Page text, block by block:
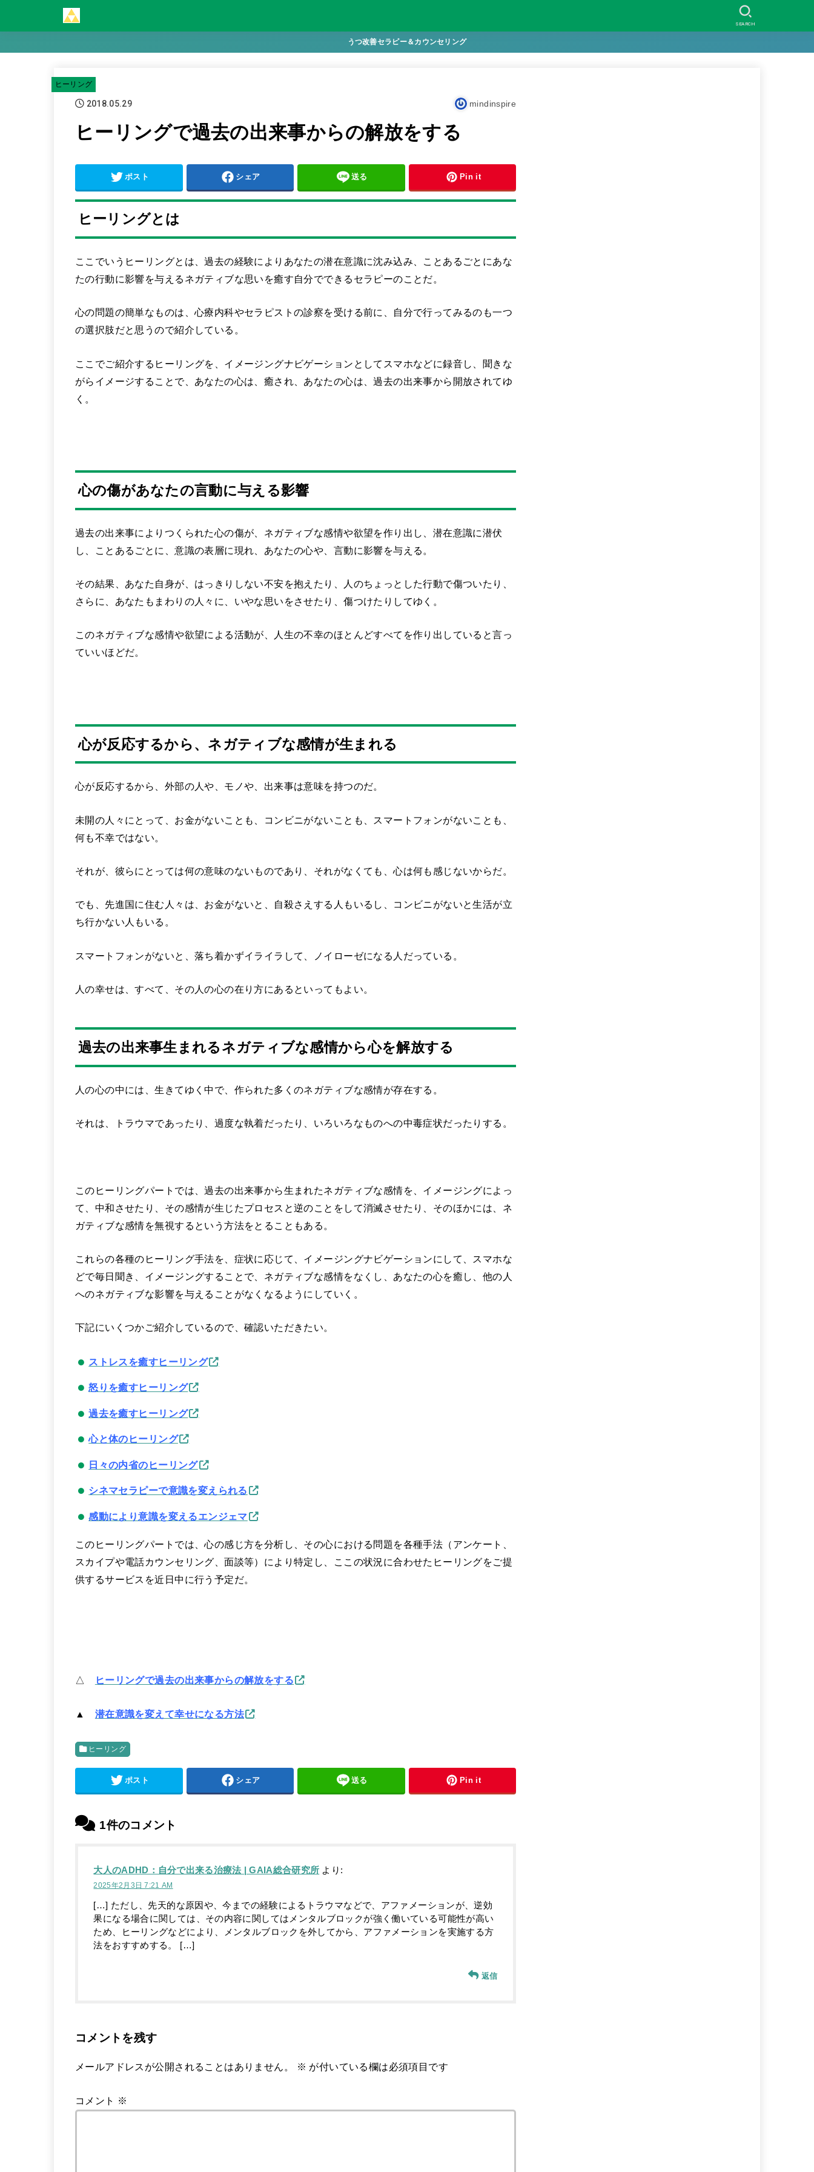
SEARCH
うつ改善セラピー＆カウンセリング
ヒーリング
2018.05.29 mindinspire
ヒーリングで過去の出来事からの解放をする
ポスト シェア 送る Pin it
ヒーリングとは
ここでいうヒーリングとは、過去の経験によりあなたの潜在意識に沈み込み、ことあるごとにあな
たの行動に影響を与えるネガティブな思いを癒す自分でできるセラピーのことだ。
心の問題の簡単なものは、心療内科やセラピストの診察を受ける前に、自分で行ってみるのも一つ
の選択肢だと思うので紹介している。
ここでご紹介するヒーリングを、イメージングナビゲーションとしてスマホなどに録音し、聞きな
がらイメージすることで、あなたの心は、癒され、あなたの心は、過去の出来事から開放されてゆ
く。
心の傷があなたの言動に与える影響
過去の出来事によりつくられた心の傷が、ネガティブな感情や欲望を作り出し、潜在意識に潜伏
し、ことあるごとに、意識の表層に現れ、あなたの心や、言動に影響を与える。
その結果、あなた自身が、はっきりしない不安を抱えたり、人のちょっとした行動で傷ついたり、
さらに、あなたもまわりの人々に、いやな思いをさせたり、傷つけたりしてゆく。
このネガティブな感情や欲望による活動が、人生の不幸のほとんどすべてを作り出していると言っ
ていいほどだ。
心が反応するから、ネガティブな感情が生まれる
心が反応するから、外部の人や、モノや、出来事は意味を持つのだ。
未開の人々にとって、お金がないことも、コンビニがないことも、スマートフォンがないことも、
何も不幸ではない。
それが、彼らにとっては何の意味のないものであり、それがなくても、心は何も感じないからだ。
でも、先進国に住む人々は、お金がないと、自殺さえする人もいるし、コンビニがないと生活が立
ち行かない人もいる。
スマートフォンがないと、落ち着かずイライラして、ノイローゼになる人だっている。
人の幸せは、すべて、その人の心の在り方にあるといってもよい。
過去の出来事生まれるネガティブな感情から心を解放する
人の心の中には、生きてゆく中で、作られた多くのネガティブな感情が存在する。
それは、トラウマであったり、過度な執着だったり、いろいろなものへの中毒症状だったりする。
このヒーリングパートでは、過去の出来事から生まれたネガティブな感情を、イメージングによっ
て、中和させたり、その感情が生じたプロセスと逆のことをして消滅させたり、そのほかには、ネ
ガティブな感情を無視するという方法をとることもある。
これらの各種のヒーリング手法を、症状に応じて、イメージングナビゲーションにして、スマホな
どで毎日聞き、イメージングすることで、ネガティブな感情をなくし、あなたの心を癒し、他の人
へのネガティブな影響を与えることがなくなるようにしていく。
下記にいくつかご紹介しているので、確認いただきたい。
ストレスを癒すヒーリング
怒りを癒すヒーリング
過去を癒すヒーリング
心と体のヒーリング
日々の内省のヒーリング
シネマセラピーで意識を変えられる
感動により意識を変えるエンジェマ
このヒーリングパートでは、心の感じ方を分析し、その心における問題を各種手法（アンケート、
スカイプや電話カウンセリング、面談等）により特定し、ここの状況に合わせたヒーリングをご提
供するサービスを近日中に行う予定だ。
△ ヒーリングで過去の出来事からの解放をする
▲ 潜在意識を変えて幸せになる方法
ヒーリング
ポスト シェア 送る Pin it
1件のコメント
大人のADHD：自分で出来る治療法 | GAIA総合研究所 より:
2025年2月3日 7:21 AM
[…] ただし、先天的な原因や、今までの経験によるトラウマなどで、アファメーションが、逆効
果になる場合に関しては、その内容に関してはメンタルブロックが強く働いている可能性が高い
ため、ヒーリングなどにより、メンタルブロックを外してから、アファメーションを実施する方
法をおすすめする。 […]
返信
コメントを残す
メールアドレスが公開されることはありません。 ※ が付いている欄は必須項目です
コメント ※